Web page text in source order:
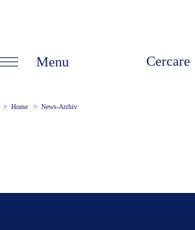
Menu
Home News-Archiv